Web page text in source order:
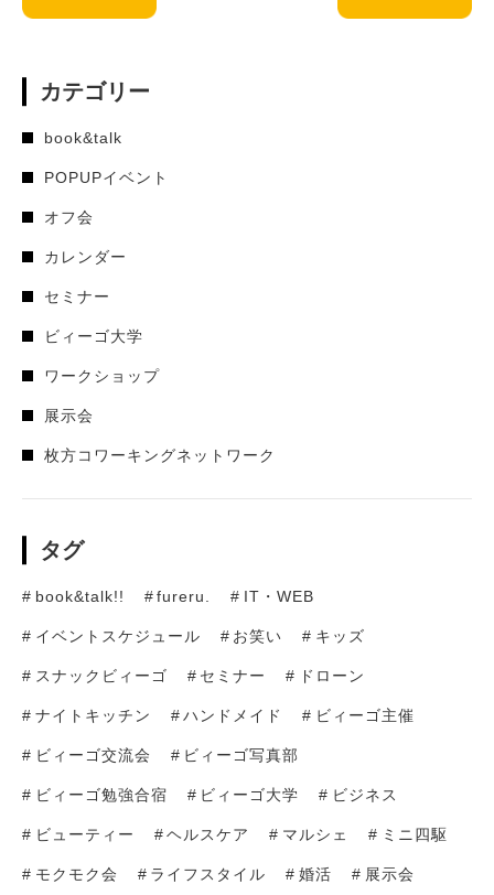
カテゴリー
book&talk
POPUPイベント
オフ会
カレンダー
セミナー
ビィーゴ大学
ワークショップ
展示会
枚方コワーキングネットワーク
タグ
book&talk!! fureru. IT・WEB
イベントスケジュール お笑い キッズ
スナックビィーゴ セミナー ドローン
ナイトキッチン ハンドメイド ビィーゴ主催
ビィーゴ交流会 ビィーゴ写真部
ビィーゴ勉強合宿 ビィーゴ大学 ビジネス
ビューティー ヘルスケア マルシェ ミニ四駆
モクモク会 ライフスタイル 婚活 展示会